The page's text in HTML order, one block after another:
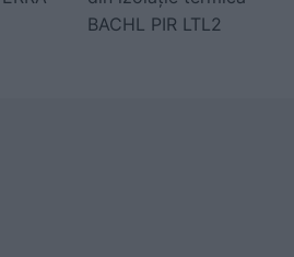
BACHL PIR LTL2